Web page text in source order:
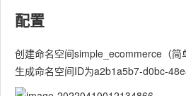
配置
创建命名空间simple_ecommerce（简
生成命名空间ID为a2b1a5b7-d0bc-